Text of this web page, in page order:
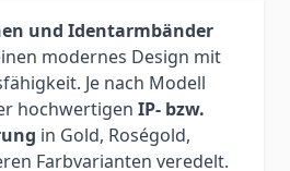
und Identarmbänder
modernes Design mit
Je nach Modell
hochwertigen IP- bzw.
in Gold, Roségold,
Farbvarianten veredelt.